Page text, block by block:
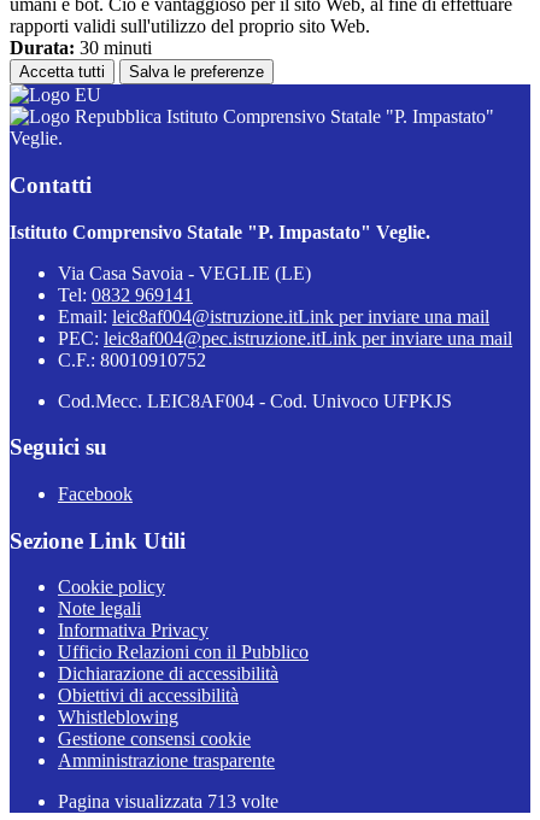
umani e bot. Ciò è vantaggioso per il sito Web, al fine di effettuare
rapporti validi sull'utilizzo del proprio sito Web.
Durata: 30 minuti
Accetta tutti Salva le preferenze
Istituto Comprensivo Statale "P. Impastato"
Veglie.
Contatti
Istituto Comprensivo Statale "P. Impastato" Veglie.
Via Casa Savoia - VEGLIE (LE)
Tel: 0832 969141
Email: leic8af004@istruzione.itLink per inviare una mail
PEC: leic8af004@pec.istruzione.itLink per inviare una mail
C.F.: 80010910752
Cod.Mecc. LEIC8AF004 - Cod. Univoco UFPKJS
Seguici su
Facebook
Sezione Link Utili
Cookie policy
Note legali
Informativa Privacy
Ufficio Relazioni con il Pubblico
Dichiarazione di accessibilità
Obiettivi di accessibilità
Whistleblowing
Gestione consensi cookie
Amministrazione trasparente
Pagina visualizzata 713 volte